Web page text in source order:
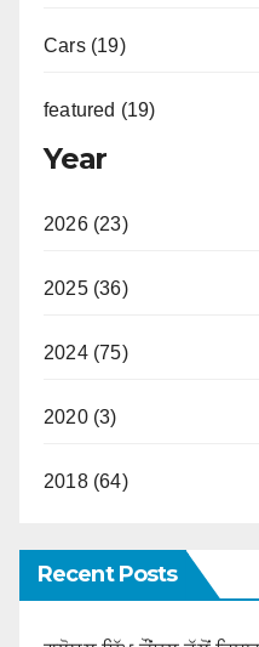
Cars (19)
featured (19)
Year
2026 (23)
2025 (36)
2024 (75)
2020 (3)
2018 (64)
Recent Posts